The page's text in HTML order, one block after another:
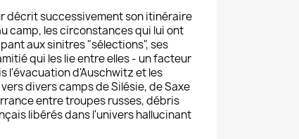
décrit successivement son itinéraire
camp, les circonstances qui lui ont
aux sinitres "sélections", ses
qui les lie entre elles - un facteur
l'évacuation d'Auschwitz et les
divers camps de Silésie, de Saxe
entre troupes russes, débris
libérés dans l'univers hallucinant